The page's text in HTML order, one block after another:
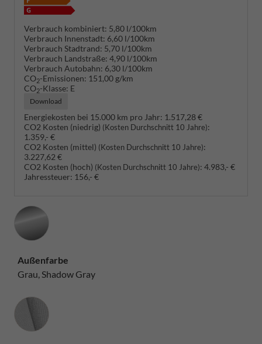
Verbrauch kombiniert: 5,80 l/100km
Verbrauch Innenstadt: 6,60 l/100km
Verbrauch Stadtrand: 5,70 l/100km
Verbrauch Landstraße: 4,90 l/100km
Verbrauch Autobahn: 6,30 l/100km
CO2-Emissionen: 151,00 g/km
CO2-Klasse: E
Download
Energiekosten bei 15.000 km pro Jahr: 1.517,28 €
CO2 Kosten (niedrig) (Kosten Durchschnitt 10 Jahre):
1.359,- €
CO2 Kosten (mittel) (Kosten Durchschnitt 10 Jahre):
3.227,62 €
CO2 Kosten (hoch) (Kosten Durchschnitt 10 Jahre): 4.983,- €
Jahressteuer: 156,- €
Außenfarbe
Grau, Shadow Gray
Innenausstattung